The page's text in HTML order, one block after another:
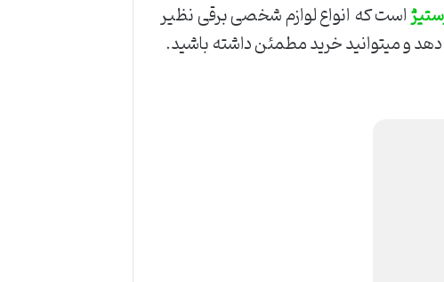
است که انواع لوازم شخصی برقی نظیر
دهد و میتوانید خرید مطمئن داشته باشید.